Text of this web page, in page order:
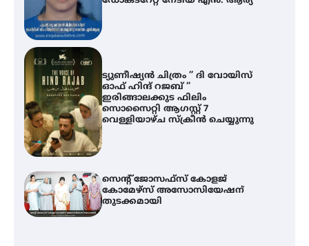
ട്യുണീഷ്യൻ ചിത്രം ” ദി വോയിസ്
ഓഫ് ഹിന്ദ് റജബ് ”
ഇരിങ്ങാലക്കുട ഫിലിം
സൊസൈറ്റി ആഗസ്റ്റ് 7
വെള്ളിയാഴ്ച സ്‌ക്രീൻ ചെയ്യുന്നു
സെന്റ് ജോസഫ്സ് കോളജ്
കോമേഴ്‌സ് അസോസിയേഷന്
തുടക്കമായി